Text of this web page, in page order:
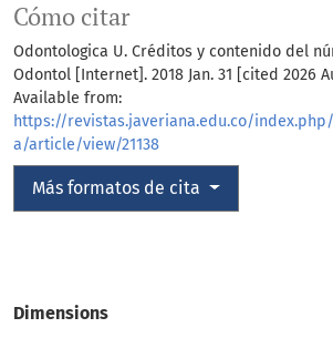
Cómo citar
Odontologica U. Créditos y contenido del
Odontol [Internet]. 2018 Jan. 31 [cited 2026
Available from:
https://revistas.javeriana.edu.co/
a/article/view/21138
Más formatos de cita
Dimensions